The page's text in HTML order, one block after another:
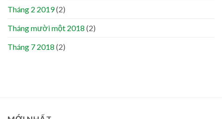
Tháng 2 2019(2)
Tháng mười một 2018 (2)
Tháng 7 2018 (2)